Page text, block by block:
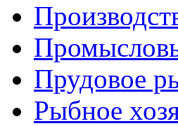
Прудовое
Рыбное